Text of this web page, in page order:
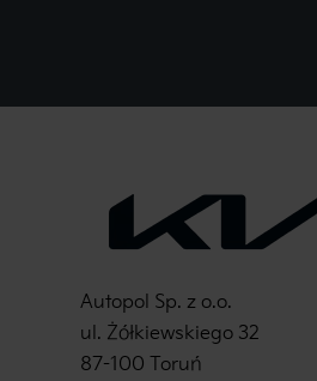
Autopol Sp. z o.o.
ul. Żółkiewskiego 32
87-100 Toruń